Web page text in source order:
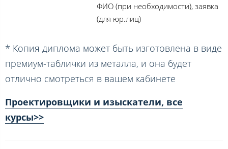
ФИО (при необходимости), заявка
(для юр.лиц)
* Копия диплома может быть изготовлена в виде
премиум-таблички из металла, и она будет
отлично смотреться в вашем кабинете
Проектировщики и изыскатели, все
курсы>>